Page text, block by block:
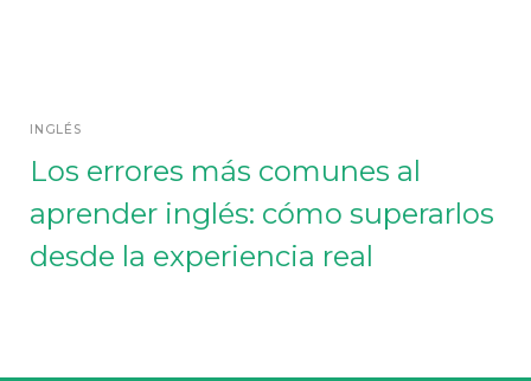
INGLÉS
Los errores más comunes al
aprender inglés: cómo superarlos
desde la experiencia real